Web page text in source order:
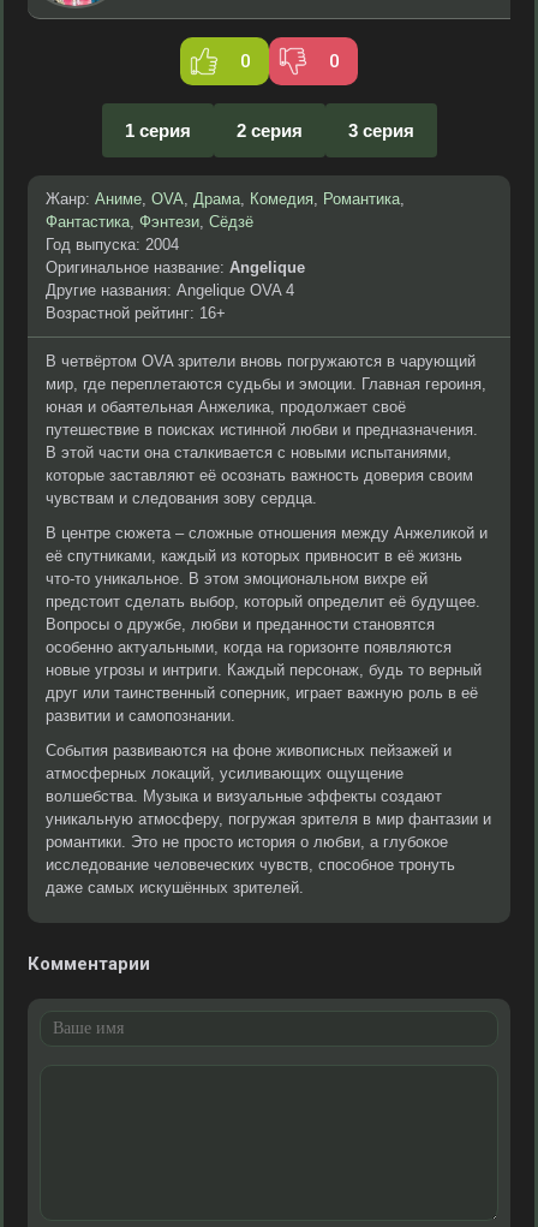
0 0
1 серия 2 серия 3 серия
Жанр: Аниме, OVA, Драма, Комедия, Романтика,
Фантастика, Фэнтези, Сёдзё
Год выпуска: 2004
Оригинальное название: Angelique
Другие названия: Angelique OVA 4
Возрастной рейтинг: 16+
В четвёртом OVA зрители вновь погружаются в чарующий
мир, где переплетаются судьбы и эмоции. Главная героиня,
юная и обаятельная Анжелика, продолжает своё
путешествие в поисках истинной любви и предназначения.
В этой части она сталкивается с новыми испытаниями,
которые заставляют её осознать важность доверия своим
чувствам и следования зову сердца.
В центре сюжета – сложные отношения между Анжеликой и
её спутниками, каждый из которых привносит в её жизнь
что-то уникальное. В этом эмоциональном вихре ей
предстоит сделать выбор, который определит её будущее.
Вопросы о дружбе, любви и преданности становятся
особенно актуальными, когда на горизонте появляются
новые угрозы и интриги. Каждый персонаж, будь то верный
друг или таинственный соперник, играет важную роль в её
развитии и самопознании.
События развиваются на фоне живописных пейзажей и
атмосферных локаций, усиливающих ощущение
волшебства. Музыка и визуальные эффекты создают
уникальную атмосферу, погружая зрителя в мир фантазии и
романтики. Это не просто история о любви, а глубокое
исследование человеческих чувств, способное тронуть
даже самых искушённых зрителей.
Комментарии